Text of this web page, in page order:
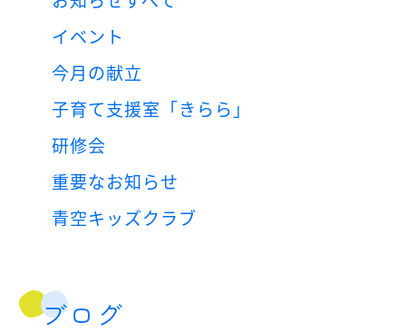
イベント
今月の献立
子育て支援室「きらら」
研修会
重要なお知らせ
青空キッズクラブ
ブログ